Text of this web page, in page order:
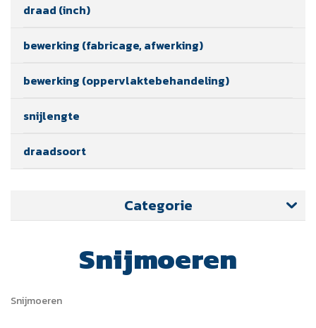
draad (inch)
bewerking (fabricage, afwerking)
bewerking (oppervlaktebehandeling)
snijlengte
draadsoort
Categorie
Snijmoeren
Snijmoeren